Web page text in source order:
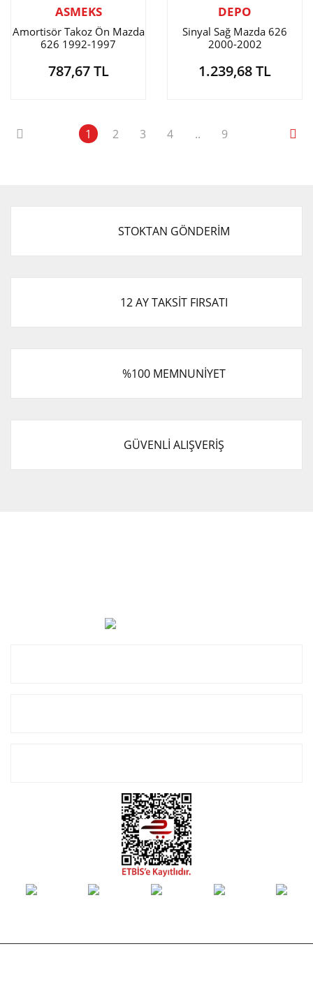
ASMEKS
Amortisör Takoz Ön Mazda
626 1992-1997
787,67 TL
DEPO
Sinyal Sağ Mazda 626
2000-2002
1.239,68 TL
1 2 3 4 .. 9
STOKTAN GÖNDERİM
12 AY TAKSİT FIRSATI
%100 MEMNUNİYET
GÜVENLİ ALIŞVERİŞ